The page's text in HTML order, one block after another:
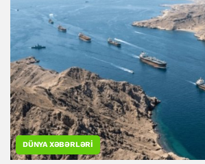
DÜNYA XƏBƏRLƏRI